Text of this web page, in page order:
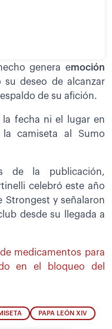
genera emoción
su deseo de alcanzar
de su afición.
la fecha ni el lugar en
camiseta al Sumo
de la publicación,
celebró este año
Strongest y señalaron
desde su llegada a
medicamentos para
en el bloqueo del
PAPA LEÓN XIV